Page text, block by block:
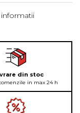
informatii
din stoc
in max 24 h